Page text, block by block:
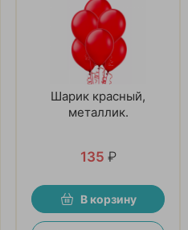
Шарик красный,
металлик.
135 ₽
В корзину